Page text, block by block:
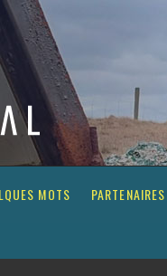
MOTS PARTENAIRES